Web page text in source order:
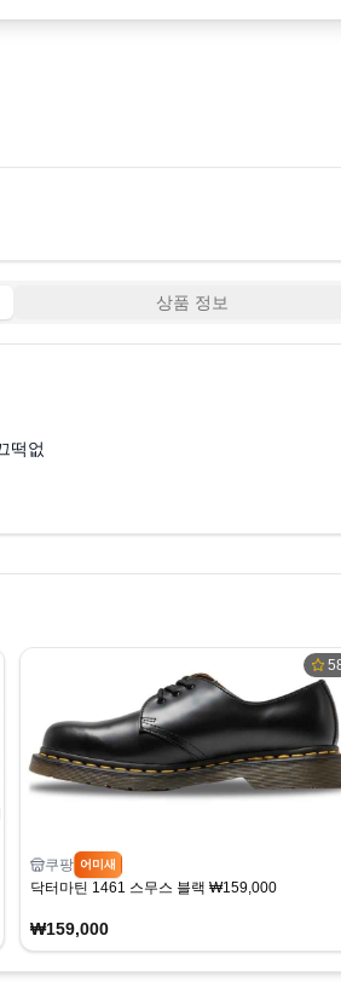
상품 정보
없는 겨울 방한부츠 6가지‼️
쿠팡 어미새
닥터마틴 1461 스무스 블랙 ₩159,000
₩159,000